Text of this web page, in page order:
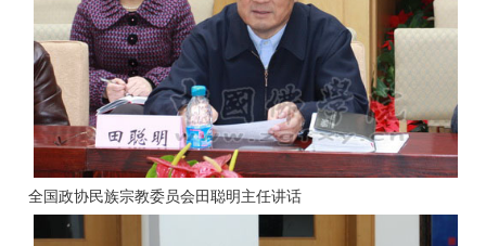
全国政协民族宗教委员会田聪明主任讲话